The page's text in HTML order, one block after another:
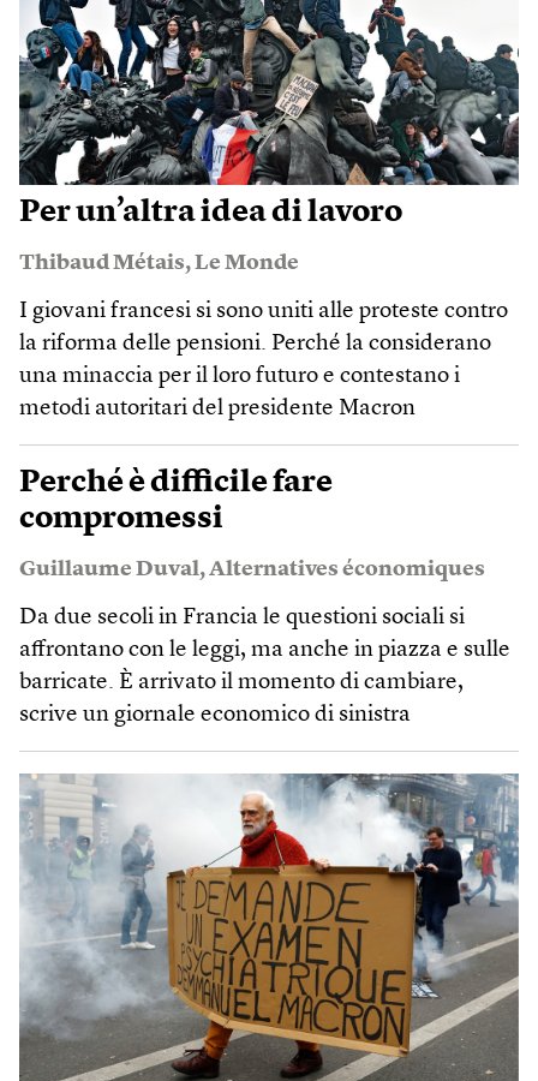
Per un’altra idea di lavoro
Thibaud Métais,Le Monde
I giovani francesi si sono uniti alle proteste contro
la riforma delle pensioni. Perché la considerano
una minaccia per il loro futuro e contestano i
metodi autoritari del presidente Macron
Perché è difficile fare
compromessi
Guillaume Duval,Alternatives économiques
Da due secoli in Francia le questioni sociali si
affrontano con le leggi, ma anche in piazza e sulle
barricate. È arrivato il momento di cambiare,
scrive un giornale economico di sinistra